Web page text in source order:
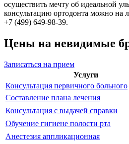
осуществить мечту об идеальной
консультацию ортодонта можно на
+7 (499) 649-98-39.
Цены на невидимые
Записаться на прием
Услуги
Консультация первичного больного
Составление плана лечения
Консультация с выдачей справки
Обучение гигиене полости рта
Анестезия аппликационная